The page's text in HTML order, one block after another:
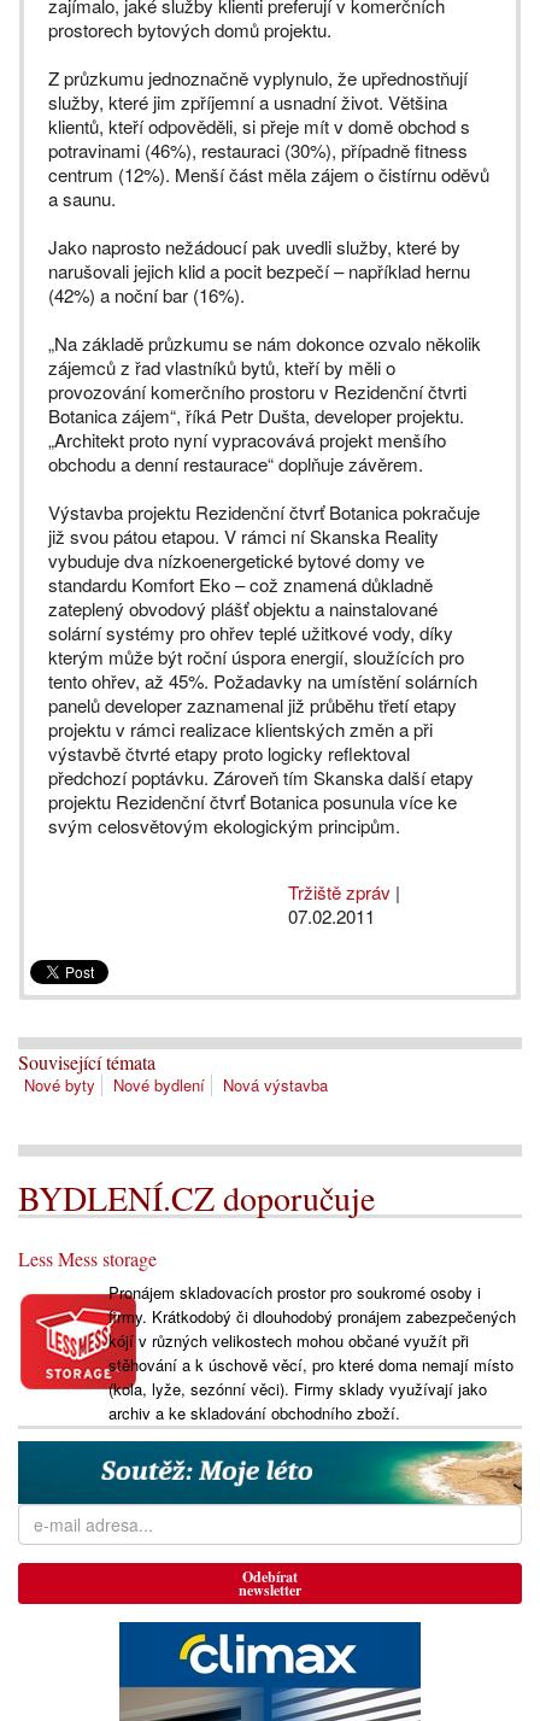
zajímalo, jaké služby klienti preferují v komerčních
prostorech bytových domů projektu.
Z průzkumu jednoznačně vyplynulo, že upřednostňují
služby, které jim zpříjemní a usnadní život. Většina
klientů, kteří odpověděli, si přeje mít v domě obchod s
potravinami (46%), restauraci (30%), případně fitness
centrum (12%). Menší část měla zájem o čistírnu oděvů
a saunu.
Jako naprosto nežádoucí pak uvedli služby, které by
narušovali jejich klid a pocit bezpečí – například hernu
(42%) a noční bar (16%).
„Na základě průzkumu se nám dokonce ozvalo několik
zájemců z řad vlastníků bytů, kteří by měli o
provozování komerčního prostoru v Rezidenční čtvrti
Botanica zájem“, říká Petr Dušta, developer projektu.
„Architekt proto nyní vypracovává projekt menšího
obchodu a denní restaurace“ doplňuje závěrem.
Výstavba projektu Rezidenční čtvrť Botanica pokračuje
již svou pátou etapou. V rámci ní Skanska Reality
vybuduje dva nízkoenergetické bytové domy ve
standardu Komfort Eko – což znamená důkladně
zateplený obvodový plášť objektu a nainstalované
solární systémy pro ohřev teplé užitkové vody, díky
kterým může být roční úspora energií, sloužících pro
tento ohřev, až 45%. Požadavky na umístění solárních
panelů developer zaznamenal již průběhu třetí etapy
projektu v rámci realizace klientských změn a při
výstavbě čtvrté etapy proto logicky reflektoval
předchozí poptávku. Zároveň tím Skanska další etapy
projektu Rezidenční čtvrť Botanica posunula více ke
svým celosvětovým ekologickým principům.
Tržiště zpráv |
07.02.2011
Související témata
Nové byty Nové bydlení Nová výstavba
BYDLENÍ.CZ doporučuje
Less Mess storage
Pronájem skladovacích prostor pro soukromé osoby i
firmy. Krátkodobý či dlouhodobý pronájem zabezpečených
kójí v různých velikostech mohou občané využít při
stěhování a k úschově věcí, pro které doma nemají místo
(kola, lyže, sezónní věci). Firmy sklady využívají jako
archiv a ke skladování obchodního zboží.
Odebírat
newsletter